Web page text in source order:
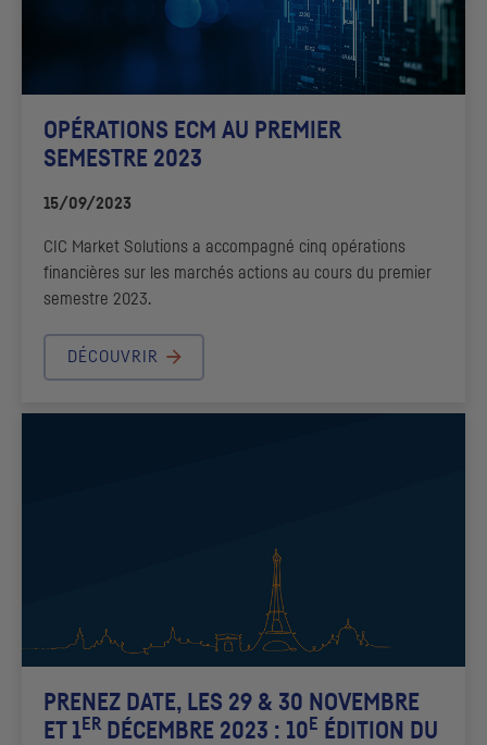
OPÉRATIONS ECM AU PREMIER
SEMESTRE 2023
15/09/2023
CIC Market Solutions a accompagné cinq opérations
financières sur les marchés actions au cours du premier
semestre 2023.
DÉCOUVRIR
PRENEZ DATE, LES 29 & 30 NOVEMBRE
ET 1ER DÉCEMBRE 2023 : 10 E
ÉDITION DU